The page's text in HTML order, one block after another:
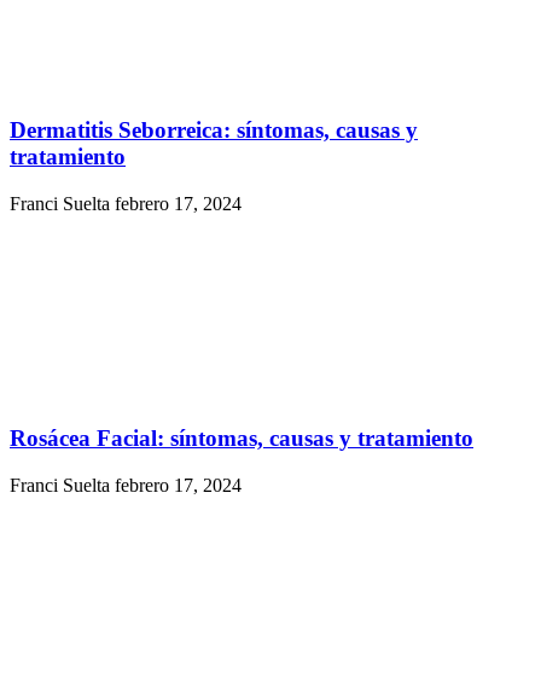
Dermatitis Seborreica: síntomas, causas y
tratamiento
Franci Suelta febrero 17, 2024
Rosácea Facial: síntomas, causas y tratamiento
Franci Suelta febrero 17, 2024